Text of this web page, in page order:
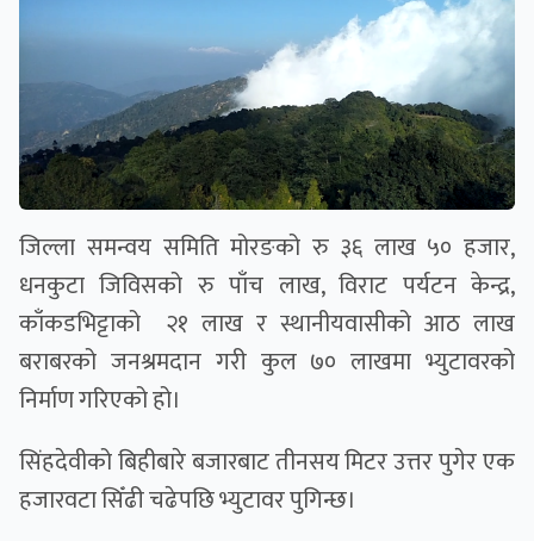
जिल्ला समन्वय समिति मोरङको रु ३६ लाख ५० हजार,
धनकुटा जिविसको रु पाँच लाख, विराट पर्यटन केन्द्र,
काँकडभिट्टाको २१ लाख र स्थानीयवासीको आठ लाख
बराबरको जनश्रमदान गरी कुल ७० लाखमा भ्युटावरको
निर्माण गरिएको हो।
सिंहदेवीको बिहीबारे बजारबाट तीनसय मिटर उत्तर पुगेर एक
हजारवटा सिँढी चढेपछि भ्युटावर पुगिन्छ।